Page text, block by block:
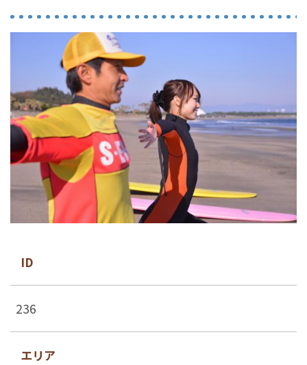
ID
236
エリア